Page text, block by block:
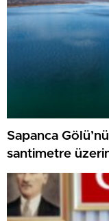
Sapanca
santimetre